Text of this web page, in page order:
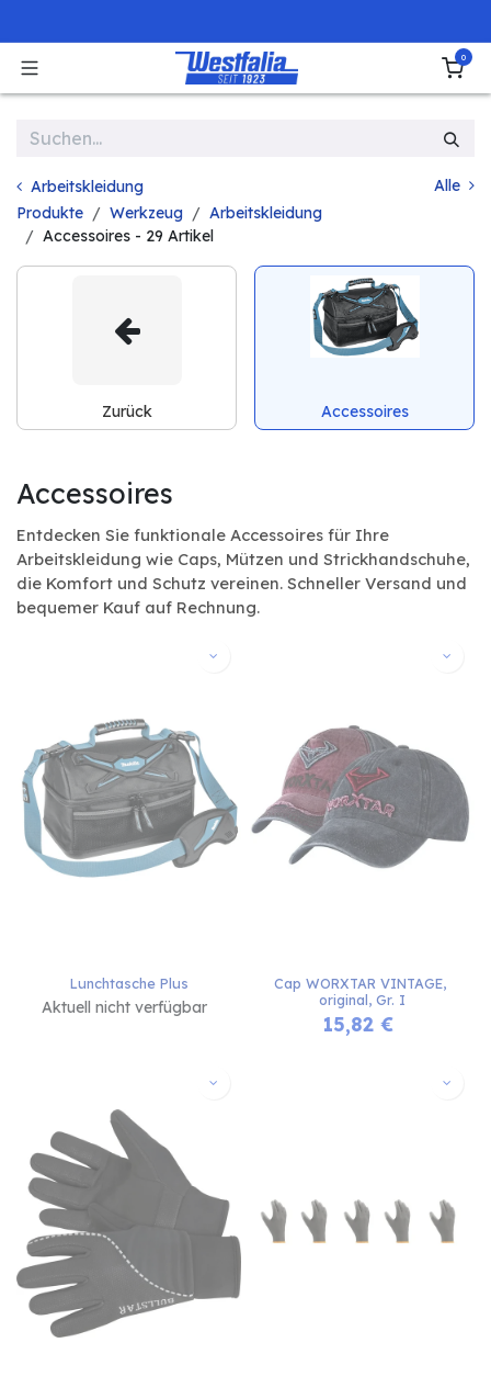
0
Arbeitskleidung
Alle
Produkte
Werkzeug
Arbeitskleidung
Accessoires - 29 Artikel
Zurück Accessoires
Accessoires
Entdecken Sie funktionale Accessoires für Ihre
Arbeitskleidung wie Caps, Mützen und Strickhandschuhe,
die Komfort und Schutz vereinen. Schneller Versand und
bequemer Kauf auf Rechnung.
Lunchtasche Plus
Aktuell nicht verfügbar
Cap WORXTAR VINTAGE,
original, Gr. I
15,82€